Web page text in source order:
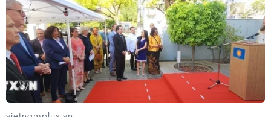
14/07/2023 11:21
Tổng thống Nga Vladimir Putin cho biết sẵn sàng xem
xét vấn đề gia hạn Thỏa thuận ngũ cốc Biển Đen nhưng
chỉ sau khi tất cả những cam kết mà các đối tác đưa ra
với Moskva được thực hiện.